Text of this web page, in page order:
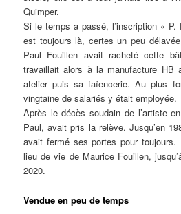
Quimper.
Si le temps a passé, l’inscription « P.
est toujours là, certes un peu
Paul Fouillen avait racheté cette
travaillait alors à la manufacture HB
atelier puis sa faïencerie. Au plus
vingtaine de salariés y était employée.
Après le décès soudain de l’artiste
Paul, avait pris la relève. Jusqu’en
avait fermé ses portes pour
lieu de vie de Maurice Fouillen,
2020.
Vendue en peu de temps